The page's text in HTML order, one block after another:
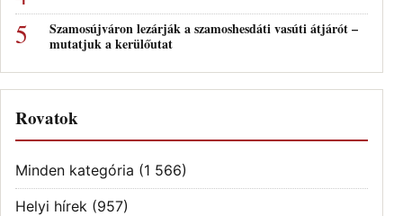
Szamosújváron lezárják a szamoshesdáti vasúti átjárót –
mutatjuk a kerülőutat
Rovatok
Minden kategória (1 566)
Helyi hírek (957)